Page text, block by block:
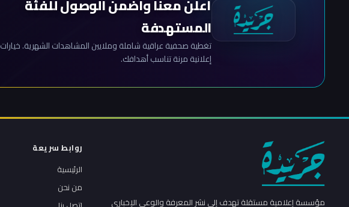
أعلن معنا واضمن الوصول للفئة
المستهدفة
تغطية صحفية عراقية شاملة وملايين المشاهدات الشهرية. خيارات
إعلانية مرنة تناسب أهدافك.
مؤسسة إعلامية مستقلة تهدف إلى نشر المعرفة والوعي الإخباري
روابط سريعة
الرئيسية
من نحن